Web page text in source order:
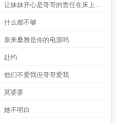
让妹妹开心是哥哥的责任在床上开
心也是
什么都不够
原来桑雅是你的电源吗
赴约
他们不爱我但哥哥爱我
莫婆婆
她不明白